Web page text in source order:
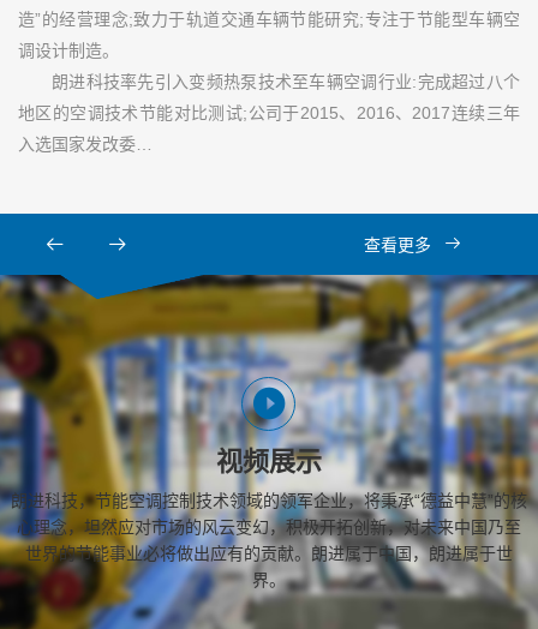
造”的经营理念;致力于轨道交通车辆节能研究;专注于节能型车辆空
调设计制造。
朗进科技率先引入变频热泵技术至车辆空调行业:完成超过八个
地区的空调技术节能对比测试;公司于2015、2016、2017连续三年
入选国家发改委…
查看更多
视频展示
朗进科技，节能空调控制技术领域的领军企业，将秉承“德益中慧”的核
心理念，坦然应对市场的风云变幻，积极开拓创新，对未来中国乃至
世界的节能事业必将做出应有的贡献。朗进属于中国，朗进属于世
界。